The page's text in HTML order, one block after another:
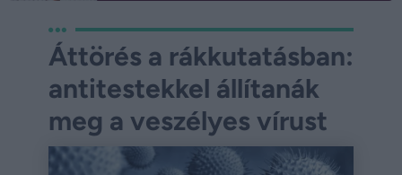
Áttörés a rákkutatásban:
antitestekkel állítanák
meg a veszélyes vírust